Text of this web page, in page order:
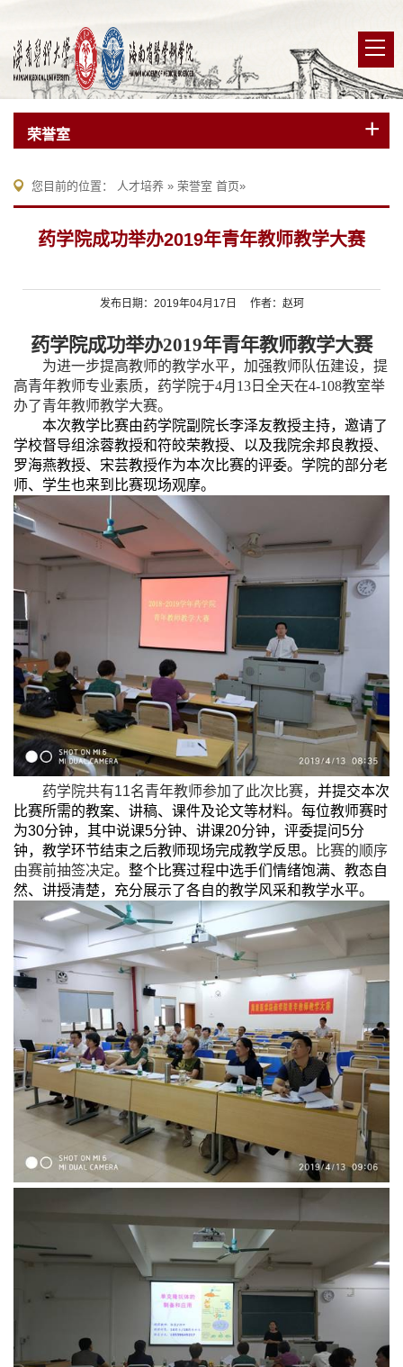
荣誉室
您目前的位置： 人才培养 » 荣誉室 首页»
药学院成功举办2019年青年教师教学大赛
发布日期：2019年04月17日 作者：赵珂
药学院成功举办2019年青年教师教学大赛
为进一步提高教师的教学水平，加强教师队伍建设，提
高青年教师专业素质，药学院于4月13日全天在4-108教室举
办了青年教师教学大赛。
本次教学比赛由药学院副院长李泽友教授主持，邀请了
学校督导组涂蓉教授和符皎荣教授、以及我院余邦良教授、
罗海燕教授、宋芸教授作为本次比赛的评委。学院的部分老
师、学生也来到比赛现场观摩。
药学院共有11名青年教师参加了此次比赛， 并提交本次
比赛所需的教案、讲稿、课件及论文等材料。每位教师赛时
为30分钟，其中说课5分钟、讲课20分钟，评委提问5分
钟，教学环节结束之后教师现场完成教学反思。
比赛的顺序
由赛前抽签决定。整个比赛过程中选手们情绪饱满、教态自
然、讲授清楚，充分展示了各自的教学风采和教学水平。